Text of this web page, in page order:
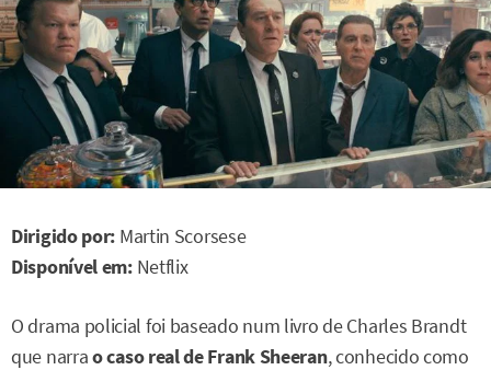
Dirigido por: Martin Scorsese
Disponível em: Netflix
O drama policial foi baseado num livro de Charles Brandt
que narrao caso real de Frank Sheeran, conhecido como